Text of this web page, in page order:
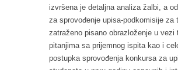
izvršena je detaljna analiza žalbi, a
za sprovođenje upisa-podkomisije za
zatraženo pisano obrazloženje u vezi
pitanjima sa prijemnog ispita kao i
postupka sprovođenja konkursa za